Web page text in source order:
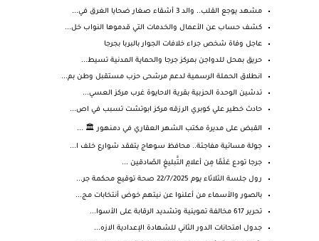
مشهد يوجع القلب.. والد 3 أشقاء صغار ضحايا الغرق في...
كشف حساب عن الأعمال والخدمات التي قدموها النواب خل...
عاجل وفاة شخص جراء خلافات الجوار بالبربا بجرجا
حريق بمحل للدواجن بمركز جرجا والحماية المدنية تسيط...
انطلاق الحملة الرسمية لدعم مرشحى حزب مستقبل وطن بم...
تدشين الوحدة الحزبية بقرية الاحايوة غرب مركز العسي...
حادث خطير علي كوبري الرزقه مركز ابوتشت تسبب في اص...
القبض على مديرة مكتب الشهر العقاري في دمنهور 🏛️ ...
جولة مسائية مفاجئة.. محافظ سوهاج يتفقد شوارع خلف ا...
جرجا تودع عَلَمًا مِن أعلامِ التَّبليغِ الصّادقين ...
رول جلسة الثلاثاء يوم 22/7/2025 صحة توقيع محكمة جر...
بالصور والأسماء من أعلنوا عن نيتهم خوض أنتخابات مج...
تحرير 617 مخالفة تموينية وتشديد الرقابة على الأسوا...
جدول امتحانات الدور الثاني للشهادة الإعدادية الازه...